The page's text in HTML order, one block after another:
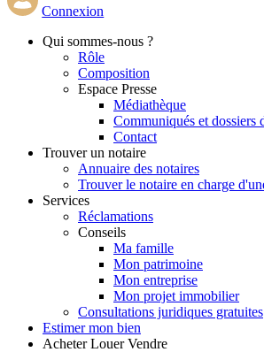
Connexion
Qui sommes-nous ?
Rôle
Composition
Espace Presse
Médiathèque
Communiqués et dossiers
Contact
Trouver un notaire
Annuaire des notaires
Trouver le notaire en charge
Services
Réclamations
Conseils
Ma famille
Mon patrimoine
Mon entreprise
Mon projet immobilier
Consultations juridiques gratuites
Estimer mon bien
Acheter Louer Vendre